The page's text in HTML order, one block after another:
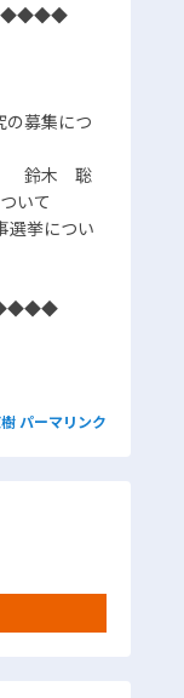
募集につ
鈴木 聡
いて
挙につい
パーマリンク